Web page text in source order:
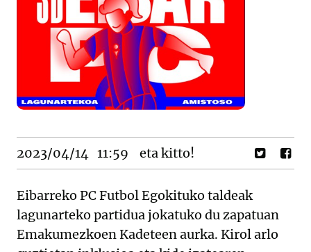
2023/04/14 11:59 eta kitto!
Eibarreko PC Futbol Egokituko taldeak
lagunarteko partidua jokatuko du zapatuan
Emakumezkoen Kadeteen aurka. Kirol arlo